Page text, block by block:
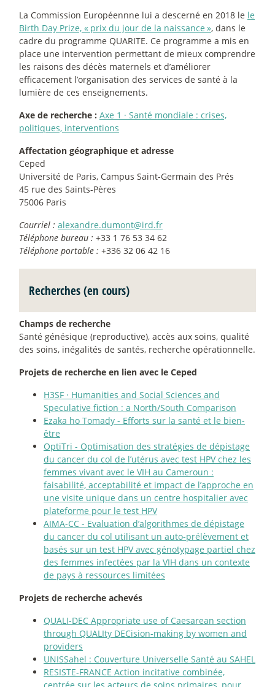
La Commission Européennne lui a descerné en 2018 le le
Birth Day Prize, « prix du jour de la naissance », dans le
cadre du programme QUARITE. Ce programme a mis en
place une intervention permettant de mieux comprendre
les raisons des décès maternels et d’améliorer
efficacement l’organisation des services de santé à la
lumière de ces enseignements.
Axe de recherche : Axe 1 · Santé mondiale : crises,
politiques, interventions
Affectation géographique et adresse
Ceped
Université de Paris, Campus Saint-Germain des Prés
45 rue des Saints-Pères
75006 Paris
Courriel : alexandre.dumont@ird.fr
Téléphone bureau : +33 1 76 53 34 62
Téléphone portable : +336 32 06 42 16
Recherches (en cours)
Champs de recherche
Santé génésique (reproductive), accès aux soins, qualité
des soins, inégalités de santés, recherche opérationnelle.
Projets de recherche en lien avec le Ceped
H3SF · Humanities and Social Sciences and
Speculative fiction : a North/South Comparison
Ezaka ho Tomady - Efforts sur la santé et le bien-
être
OptiTri - Optimisation des stratégies de dépistage
du cancer du col de l’utérus avec test HPV chez les
femmes vivant avec le VIH au Cameroun :
faisabilité, acceptabilité et impact de l’approche en
une visite unique dans un centre hospitalier avec
plateforme pour le test HPV
AIMA-CC - Evaluation d’algorithmes de dépistage
du cancer du col utilisant un auto-prélèvement et
basés sur un test HPV avec génotypage partiel chez
des femmes infectées par la VIH dans un contexte
de pays à ressources limitées
Projets de recherche achevés
QUALI-DEC Appropriate use of Caesarean section
through QUALIty DECision-making by women and
providers
UNISSahel : Couverture Universelle Santé au SAHEL
RESISTE-FRANCE Action incitative combinée,